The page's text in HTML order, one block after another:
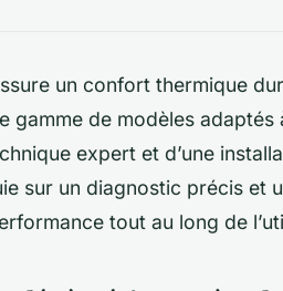
un confort thermique
gamme de modèles adaptés
expert et d’une
sur un diagnostic précis et
tout au long de